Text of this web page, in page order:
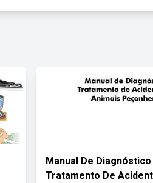
Manual De Diagnóstico
Tratamento De